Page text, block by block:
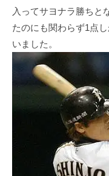
入ってサヨナラ勝ちと
たのにも関わらず1点
いました。